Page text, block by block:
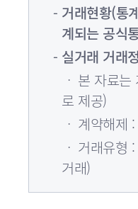
거래현황(통
계되는 공식
실거래 거래
ㆍ 본 자료
로 제공)
ㆍ 계약해
ㆍ 거래유
거래)